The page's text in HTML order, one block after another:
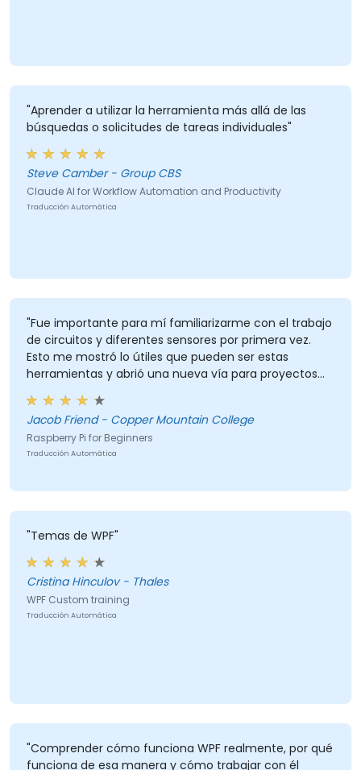
"Aprender a utilizar la herramienta más allá de las
búsquedas o solicitudes de tareas individuales"
Steve Camber - Group CBS
Claude AI for Workflow Automation and Productivity
Traducción Automática
"Fue importante para mí familiarizarme con el trabajo
de circuitos y diferentes sensores por primera vez.
Esto me mostró lo útiles que pueden ser estas
herramientas y abrió una nueva vía para proyectos
Jacob Friend - Copper Mountain College
Raspberry Pi for Beginners
Traducción Automática
"Temas de WPF"
Cristina Hinculov - Thales
WPF Custom training
Traducción Automática
"Comprender cómo funciona WPF realmente, por qué
funciona de esa manera y cómo trabajar con él